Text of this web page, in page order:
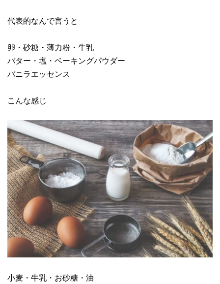
代表的なんで言うと
卵・砂糖・薄力粉・牛乳
バター・塩・ベーキングパウダー
バニラエッセンス
こんな感じ
小麦・牛乳・お砂糖・油